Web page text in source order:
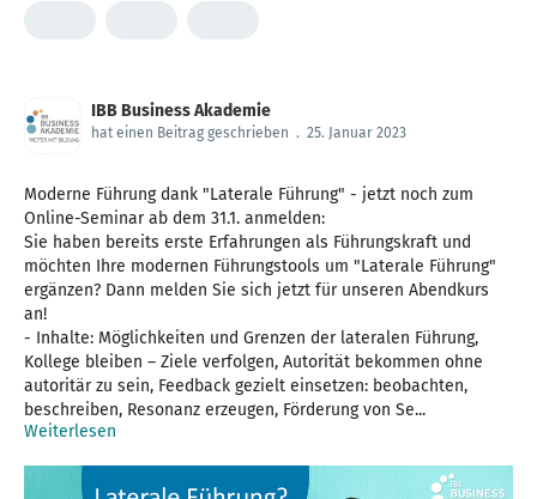
IBB Business Akademie
hat einen Beitrag geschrieben . 25. Januar 2023
Moderne Führung dank "Laterale Führung" - jetzt noch zum
Online-Seminar ab dem 31.1. anmelden:
Sie haben bereits erste Erfahrungen als Führungskraft und
möchten Ihre modernen Führungstools um "Laterale Führung"
ergänzen? Dann melden Sie sich jetzt für unseren Abendkurs
an!
- Inhalte: Möglichkeiten und Grenzen der lateralen Führung,
Kollege bleiben – Ziele verfolgen, Autorität bekommen ohne
autoritär zu sein, Feedback gezielt einsetzen: beobachten,
beschreiben, Resonanz erzeugen, Förderung von Se...
Weiterlesen